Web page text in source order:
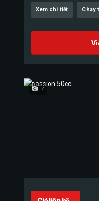
Xem chi tiết Chạy
7